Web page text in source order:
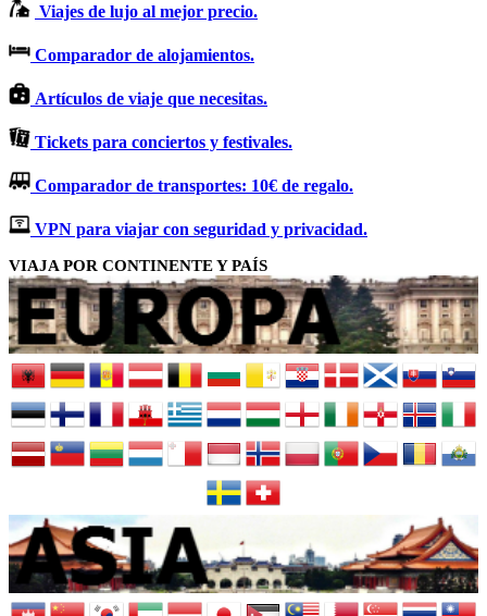
Viajes de lujo al mejor precio.
Comparador de alojamientos.
Artículos de viaje que necesitas.
Tickets para conciertos y festivales.
Comparador de transportes: 10€ de regalo.
VPN para viajar con seguridad y privacidad.
VIAJA POR CONTINENTE Y PAÍS